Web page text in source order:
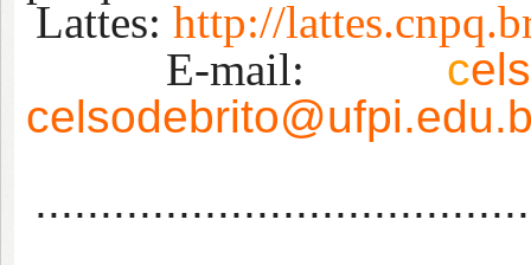
Lattes: http://
E-mail: c